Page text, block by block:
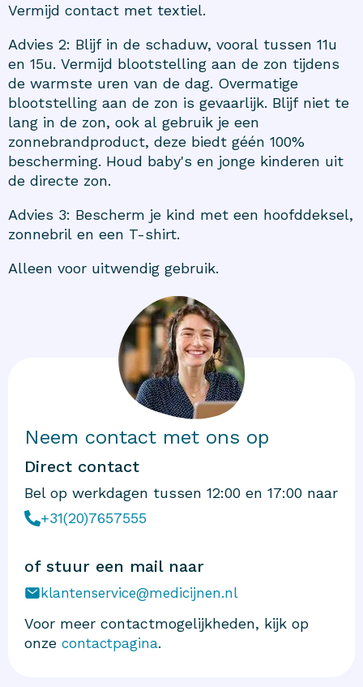
Vermijd contact met textiel.
Advies 2: Blijf in de schaduw, vooral tussen 11u
en 15u. Vermijd blootstelling aan de zon tijdens
de warmste uren van de dag. Overmatige
blootstelling aan de zon is gevaarlijk. Blijf niet te
lang in de zon, ook al gebruik je een
zonnebrandproduct, deze biedt géén 100%
bescherming. Houd baby's en jonge kinderen uit
de directe zon.
Advies 3: Bescherm je kind met een hoofddeksel,
zonnebril en een T-shirt.
Alleen voor uitwendig gebruik.
Neem contact met ons op
Direct contact
Bel op werkdagen tussen 12:00 en 17:00 naar
+31(20)7657555
of stuur een mail naar
klantenservice@medicijnen.nl
Voor meer contactmogelijkheden, kijk op
onze contactpagina.